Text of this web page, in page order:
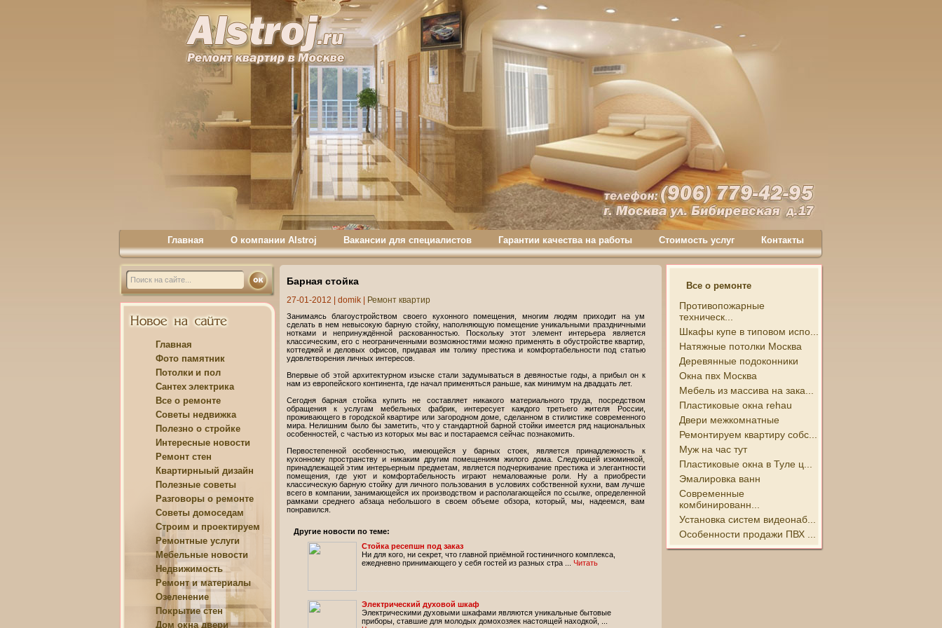
Контакты
Стоимость услуг
Гарантии качества на работы
Вакансии для специалистов
О компании Alstroj
Главная
Главная
Фото памятник
Потолки и пол
Сантех электрика
Все о ремонте
Советы недвижка
Полезно о стройке
Интересные новости
Ремонт стен
Квартирныый дизайн
Полезные советы
Разговоры о ремонте
Советы домоседам
Строим и проектируем
Ремонтные услуги
Мебельные новости
Недвижимость
Ремонт иматериалы
Озеленение
Покрытиестен
Дом окна двери
Барная стойка
27-01-2012 | domik| Ремонт квартир
Занимаясь благоустройством своего кухонного помещения, многим людям приходит на ум
сделать в нем невысокую барную стойку, наполняющую помещение уникальными праздничными
нотками и непринуждённой раскованностью. Поскольку этот элемент интерьера является
классическим, его с неограниченными возможностями можно применять в обустройстве квартир,
коттеджей и деловых офисов, придавая им толику престижа и комфортабельности под статью
удовлетворения личных интересов.
Впервые об этой архитектурном изыске стали задумываться в девяностые годы, а прибыл он к
нам из европейского континента, где начал применяться раньше, как минимум на двадцать лет.
Сегодня барная стойка купить не составляет никакого материального труда, посредством
обращения к услугам мебельных фабрик, интересует каждого третьего жителя России,
проживающего в городской квартире или загородном доме, сделанном в стилистике современного
мира. Нелишним было бы заметить, что у стандартной барной стойки имеется ряд национальных
особенностей, с частью из которых мы вас и постараемся сейчас познакомить.
Первостепенной особенностью, имеющейся у барных стоек, является принадлежность к
кухонному пространству и никаким другим помещениям жилого дома. Следующей изюминкой,
принадлежащей этим интерьерным предметам, является подчеркивание престижа и элегантности
помещения, где уют и комфортабельность играют немаловажные роли. Ну а приобрести
классическую барную стойку для личного пользования в условиях собственной кухни, вам лучше
всего в компании, занимающейся их производством и располагающейся по ссылке, определенной
рамками среднего абзаца небольшого в своем объеме обзора, который, мы, надеемся, вам
понравился.
Другие новости по теме:
Стойка ресепшн под заказ
Ни для кого, ни секрет, что главной приёмной гостиничного комплекса,
ежедневно принимающего у себя гостей из разных стра ... Читать
Электрический духовой шкаф
Электрическими духовыми шкафами являются уникальные бытовые
приборы, ставшие для молодых домохозяек настоящей находкой, ...
Все о ремонте
Противопожарные
техническ...
Шкафы купе в типовом испо...
Натяжные потолки Москва
Деревянные подоконники
Окна пвх Москва
Мебель из массива на зака...
Пластиковые окна rehau
Двери межкомнатные
Ремонтируем квартиру собс...
Муж на час тут
Пластиковые окна в Туле ц...
Эмалировка ванн
Современные
комбинированн...
Установка систем видеонаб...
Особенности продажи ПВХ ...